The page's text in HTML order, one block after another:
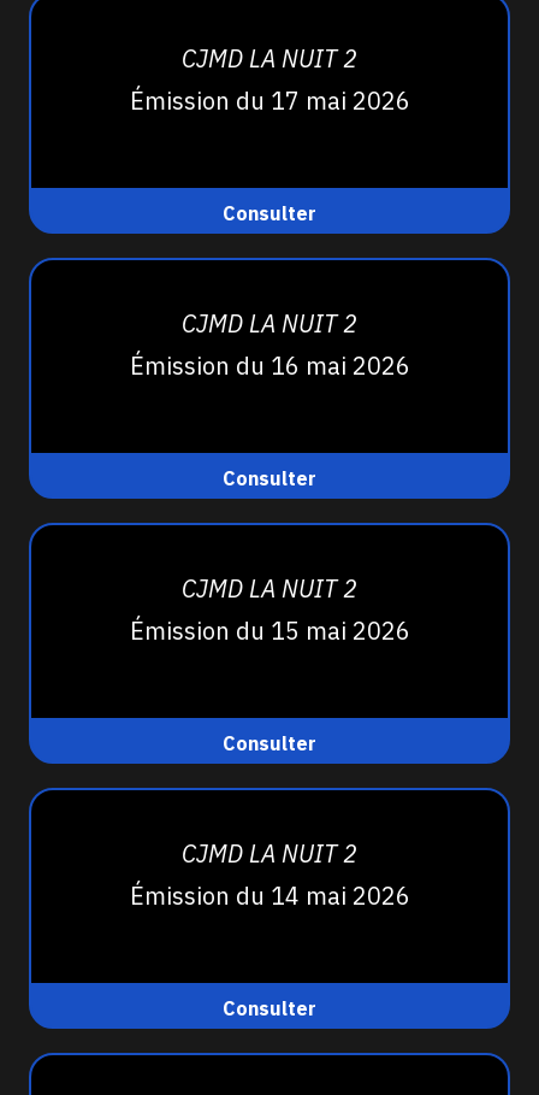
CJMD LA NUIT 2
Émission du 17 mai 2026
Consulter
CJMD LA NUIT 2
Émission du 16 mai 2026
Consulter
CJMD LA NUIT 2
Émission du 15 mai 2026
Consulter
CJMD LA NUIT 2
Émission du 14 mai 2026
Consulter